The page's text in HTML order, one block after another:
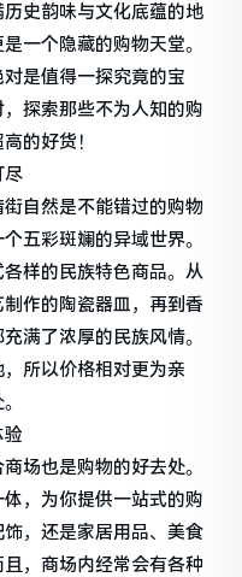
史韵味与文化底蕴的地
一个隐藏的购物天堂。
是值得一探究竟的宝
探索那些不为人知的购
的好货！
尽
自然是不能错过的购物
五彩斑斓的异域世界。
样的民族特色商品。从
作的陶瓷器皿，再到香
满了浓厚的民族风情。
所以价格相对更为亲
验
场也是购物的好去处。
，为你提供一站式的购
，还是家居用品、美食
，商场内经常会有各种